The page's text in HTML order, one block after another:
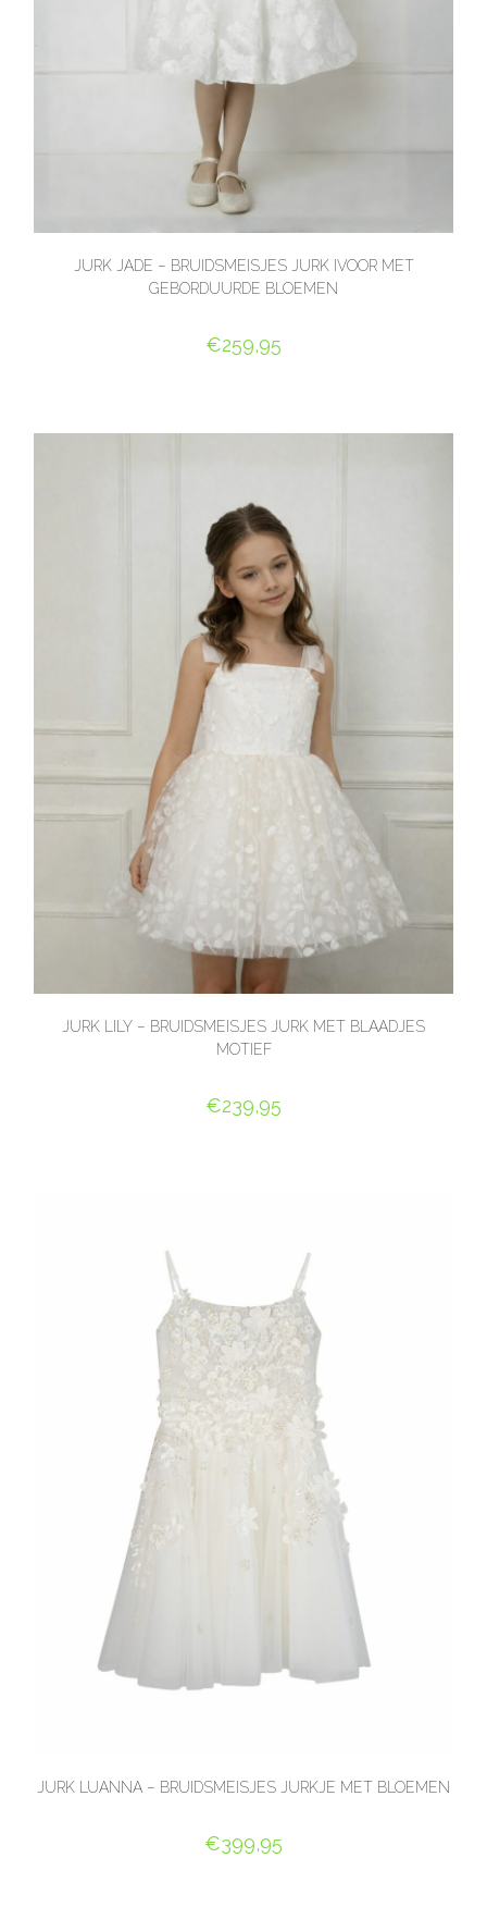
JURK JADE – BRUIDSMEISJES JURK IVOOR MET
GEBORDUURDE BLOEMEN
€259,95
JURK LILY – BRUIDSMEISJES JURK MET BLAADJES
MOTIEF
€239,95
JURK LUANNA – BRUIDSMEISJES JURKJE MET BLOEMEN
€399,95